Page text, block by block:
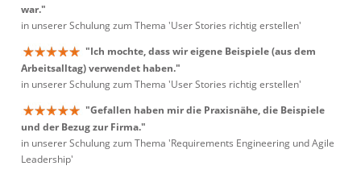
war."
in unserer Schulung zum Thema 'User Stories richtig erstellen'
"Ich mochte, dass wir eigene Beispiele (aus dem
Arbeitsalltag) verwendet haben."
in unserer Schulung zum Thema 'User Stories richtig erstellen'
"Gefallen haben mir die Praxisnähe, die Beispiele
und der Bezug zur Firma."
in unserer Schulung zum Thema 'Requirements Engineering und Agile
Leadership'